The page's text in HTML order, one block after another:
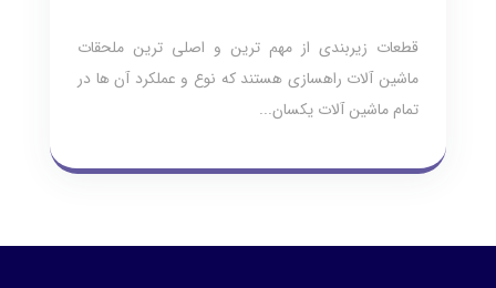
قطعات زیربندی از مهم ترین و اصلی ترین ملحقات
ماشین آلات راهسازی هستند که نوع و عملکرد آن ها در
تمام ماشین آلات یکسان...